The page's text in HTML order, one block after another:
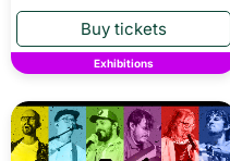
Exhibitions